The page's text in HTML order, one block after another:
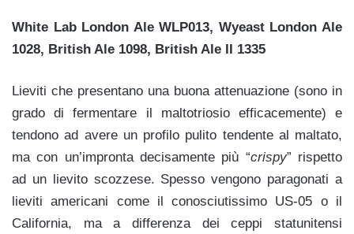
White Lab London Ale WLP013, Wyeast London Ale
1028, British Ale 1098, British Ale II 1335
Lieviti che presentano una buona attenuazione (sono in
grado di fermentare il maltotriosio efficacemente) e
tendono ad avere un profilo pulito tendente al maltato,
ma con un’impronta decisamente più “crispy” rispetto
ad un lievito scozzese. Spesso vengono paragonati a
lieviti americani come il conosciutissimo US-05 o il
California, ma a differenza dei ceppi statunitensi